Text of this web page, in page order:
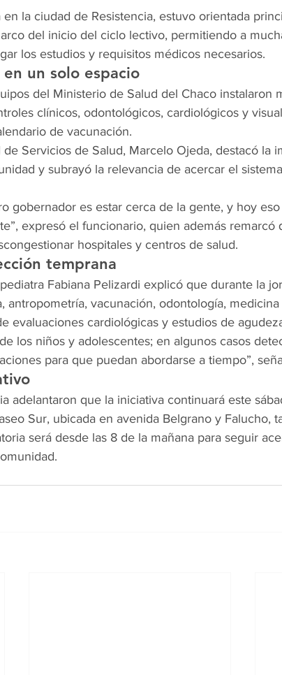
en la ciudad de Resistencia, estuvo orientada
del inicio del ciclo lectivo, permitiendo a
los estudios y requisitos médicos necesarios.
un solo espacio
del Ministerio de Salud del Chaco instalaron
clínicos, odontológicos, cardiológicos y
de vacunación.
de Servicios de Salud, Marcelo Ojeda, destacó la
y subrayó la relevancia de acercar el
gobernador es estar cerca de la gente, y hoy
expresó el funcionario, quien además remarcó
hospitales y centros de salud.
temprana
Fabiana Pelizardi explicó que durante la
antropometría, vacunación, odontología,
evaluaciones cardiológicas y estudios de
los niños y adolescentes; en algunos casos
para que puedan abordarse a tiempo”,
adelantaron que la iniciativa continuará este
Sur, ubicada en avenida Belgrano y Falucho,
será desde las 8 de la mañana para seguir